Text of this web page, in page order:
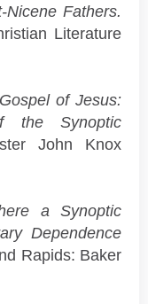
Nicene Fathers.
Literature
of Jesus:
the Synoptic
John Knox
a Synoptic
Dependence
Rapids: Baker